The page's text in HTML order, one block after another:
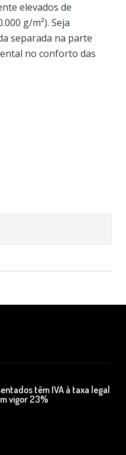
elevados de
g/m²). Seja
separada na parte
no conforto das
têm IVA à taxa legal
vigor 23%